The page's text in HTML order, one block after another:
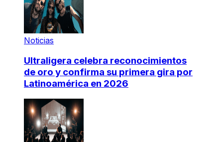
Noticias
Ultraligera celebra reconocimientos
de oro y confirma su primera gira por
Latinoamérica en 2026